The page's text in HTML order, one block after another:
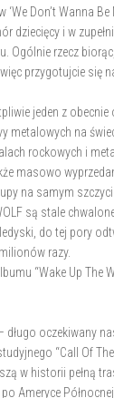
‘We Don’t Wanna
dziecięcy i w
Ogólnie rzecz biorąc,
przygotujcie się
jeden z
metalowych na
rockowych i
masowo
na samym
są stale
do tej pory
razy.
“Wake Up The
długo oczekiwany
“Call Of
w historii pełną
Ameryce